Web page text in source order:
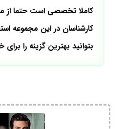
کاملا تخصصی است حتما از
کارشناسان در این مجموعه
بتوانید بهترین گزینه را